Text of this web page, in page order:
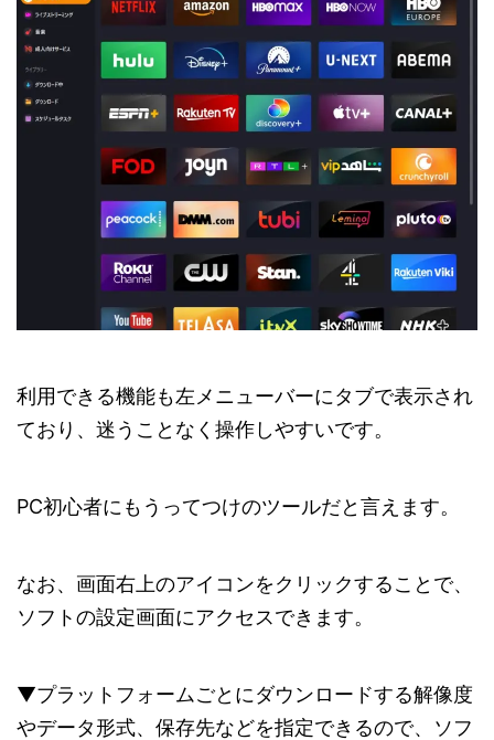
利用できる機能も左メニューバーにタブで表示され
ており、迷うことなく操作しやすいです。
PC初心者にもうってつけのツールだと言えます。
なお、画面右上のアイコンをクリックすることで、
ソフトの設定画面にアクセスできます。
▼プラットフォームごとにダウンロードする解像度
やデータ形式、保存先などを指定できるので、ソフ